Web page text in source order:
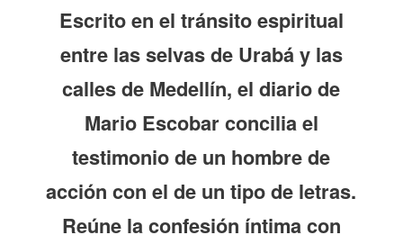
Escrito en el tránsito espiritual
entre las selvas de Urabá y las
calles de Medellín, el diario de
Mario Escobar concilia el
testimonio de un hombre de
acción con el de un tipo de letras.
Reúne la confesión íntima con